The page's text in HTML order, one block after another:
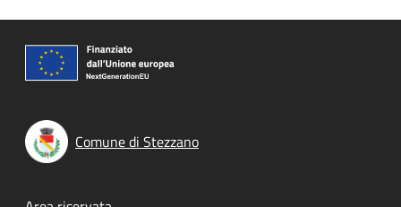
Comune di Stezzano